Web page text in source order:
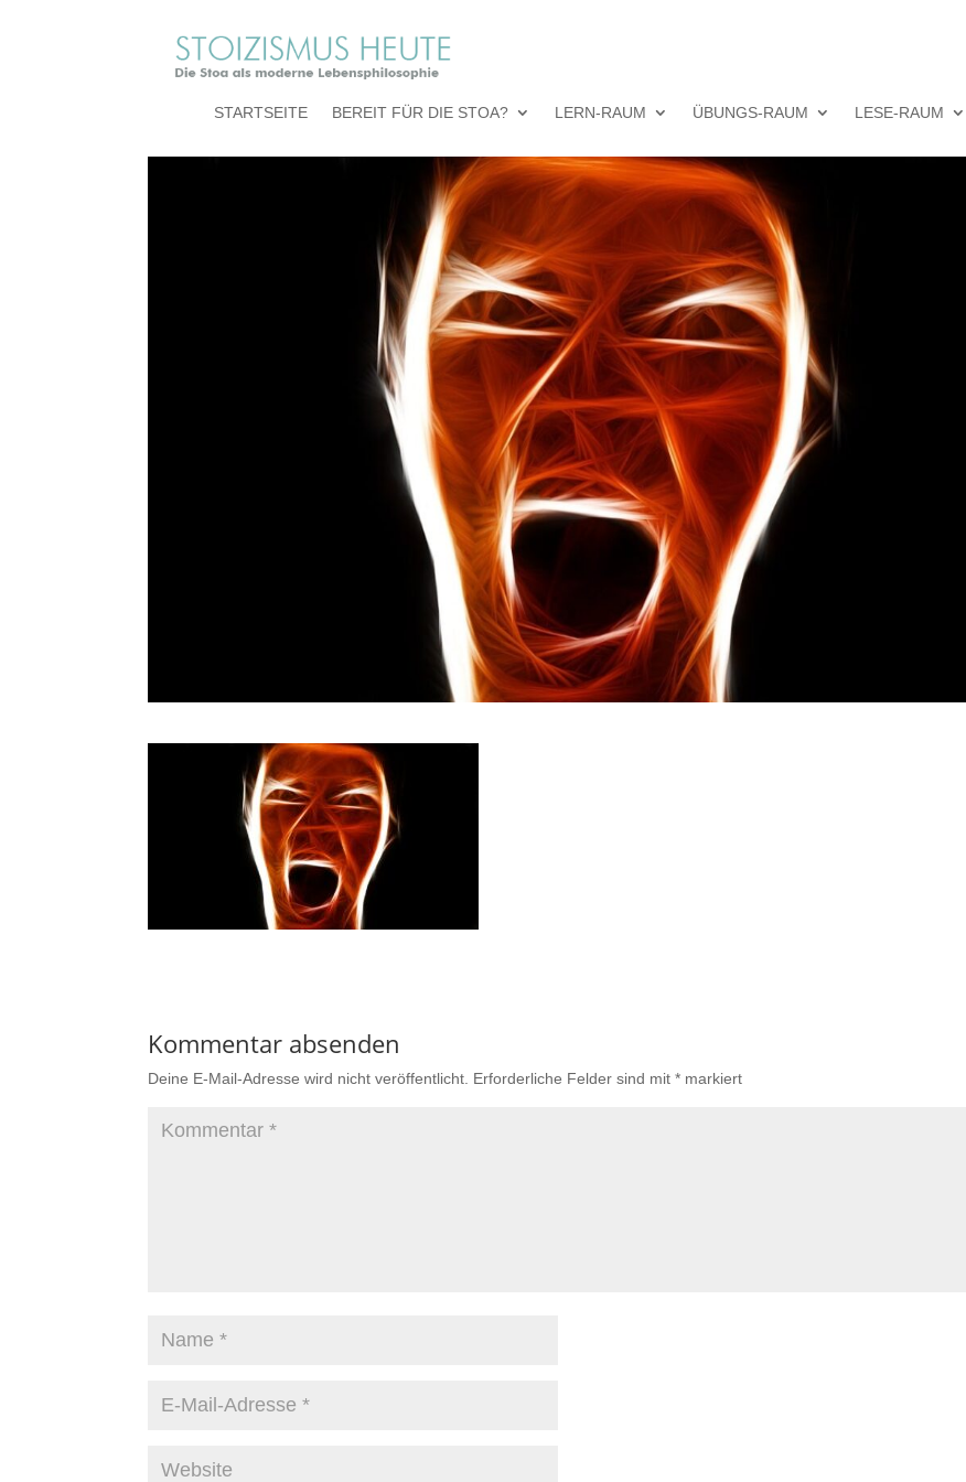
STARTSEITE BEREIT FÜR DIE STOA? LERN-RAUM ÜBUNGS-RAUM LESE-RAUM
Empörung
stoa-heute|Aug. 31, 2024| 0 Kommentare
Kommentar absenden
Deine E-Mail-Adresse wird nicht veröffentlicht. Erforderliche Felder sind mit* markiert